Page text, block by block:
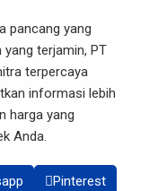
pancang yang
terjamin, PT
terpercaya
informasi lebih
harga yang
Anda.
Pinterest